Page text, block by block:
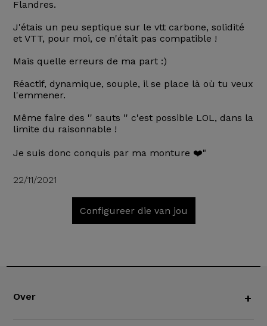
Flandres.
J'étais un peu septique sur le vtt carbone, solidité
et VTT, pour moi, ce n'était pas compatible !
Mais quelle erreurs de ma part :)
Réactif, dynamique, souple, il se place là où tu veux
l'emmener.
Même faire des '' sauts '' c'est possible LOL, dans la
limite du raisonnable !
Je suis donc conquis par ma monture ❤️"
22/11/2021
Configureer die van jou
Over +